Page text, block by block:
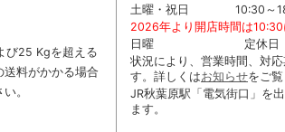
び25 Kgを超える
送料がかかる場合
い。
土曜・祝日 10:30～
2026年より開店時間は10:30
日曜 定休日
状況により、営業時間、対
す。詳しくはお知らせをご覧
JR秋葉原駅「電気街口」を
ます。